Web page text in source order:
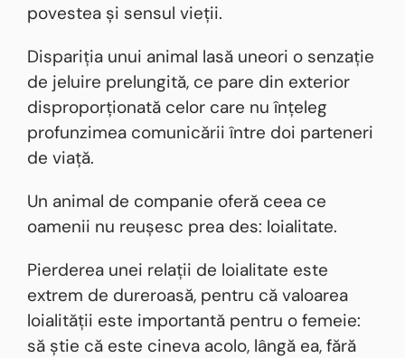
povestea și sensul vieții.
Dispariția unui animal lasă uneori o senzație
de jeluire prelungită, ce pare din exterior
disproporționată celor care nu înțeleg
profunzimea comunicării între doi parteneri
de viață.
Un animal de companie oferă ceea ce
oamenii nu reușesc prea des: loialitate.
Pierderea unei relații de loialitate este
extrem de dureroasă, pentru că valoarea
loialității este importantă pentru o femeie:
să știe că este cineva acolo, lângă ea, fără